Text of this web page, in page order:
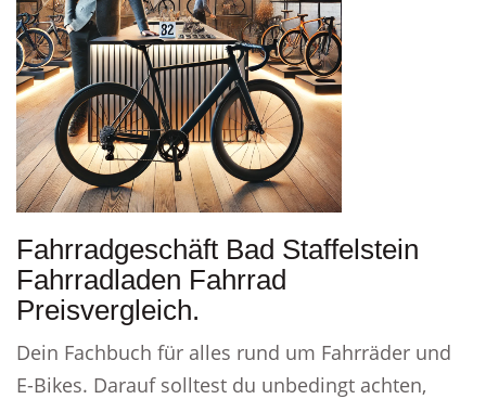
Fahrradgeschäft Bad Staffelstein
Fahrradladen Fahrrad
Preisvergleich.
Dein Fachbuch für alles rund um Fahrräder und
E-Bikes. Darauf solltest du unbedingt achten,